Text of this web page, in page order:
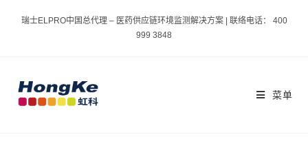
瑞士ELPRO中国总代理 – 医药供应链环境监测解决方案 | 联络电话： 400
999 3848
菜单